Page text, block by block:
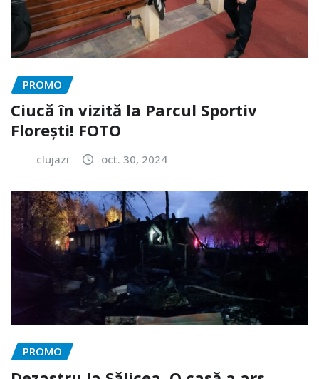
PROMO
Ciucă în vizită la Parcul Sportiv
Florești! FOTO
clujazi oct. 30, 2024
PROMO